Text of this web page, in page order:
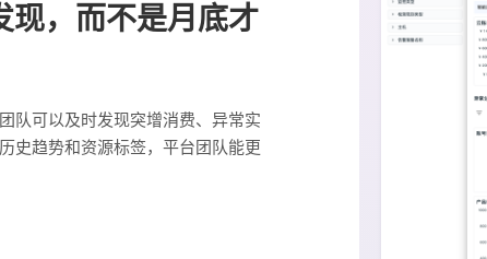
现，而不是月底才
队可以及时发现突增消费、异常实
史趋势和资源标签，平台团队能更